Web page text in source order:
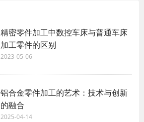
精密零件加工中数控车床与普通车床
加工零件的区别
2023-05-06
铝合金零件加工的艺术：技术与创新
的融合
2025-04-14